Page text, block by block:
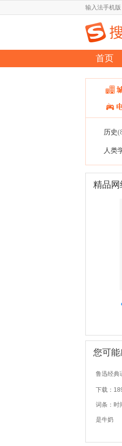
输入法手机版
首页
历史
人类
精品
您可
鲁迅经典
下载：
词条：时
是牛奶